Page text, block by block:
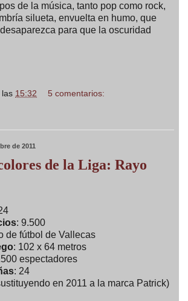
de la música, tanto pop como rock,
silueta, envuelta en humo, que
para que la oscuridad
las 15:32 5 comentarios:
de 2011
de la Liga: Rayo
: 9.500
de fútbol de Vallecas
: 102 x 64 metros
espectadores
: 24
en 2011 a la marca Patrick)